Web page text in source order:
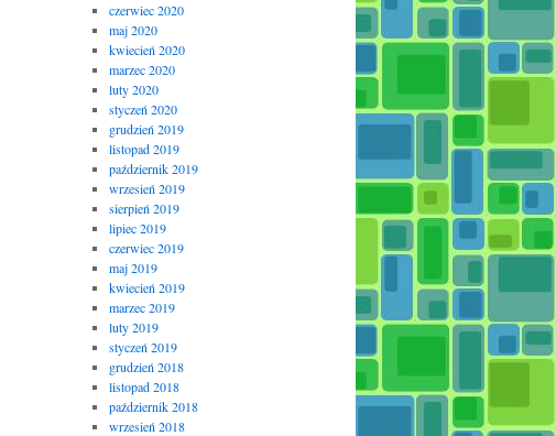
czerwiec 2020
maj 2020
kwiecień 2020
marzec 2020
luty 2020
styczeń 2020
grudzień 2019
listopad 2019
październik 2019
wrzesień 2019
sierpień 2019
lipiec 2019
czerwiec 2019
maj 2019
kwiecień 2019
marzec 2019
luty 2019
styczeń 2019
grudzień 2018
listopad 2018
październik 2018
wrzesień 2018